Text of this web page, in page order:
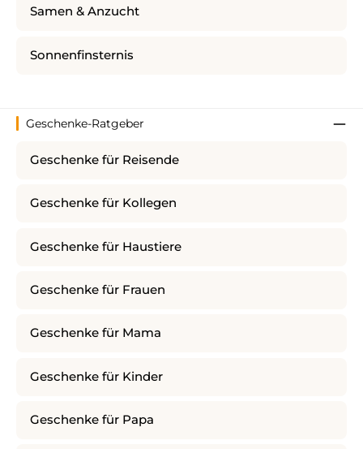
Samen & Anzucht
Sonnenfinsternis
Geschenke-Ratgeber
Geschenke für Reisende
Geschenke für Kollegen
Geschenke für Haustiere
Geschenke für Frauen
Geschenke für Mama
Geschenke für Kinder
Geschenke für Papa